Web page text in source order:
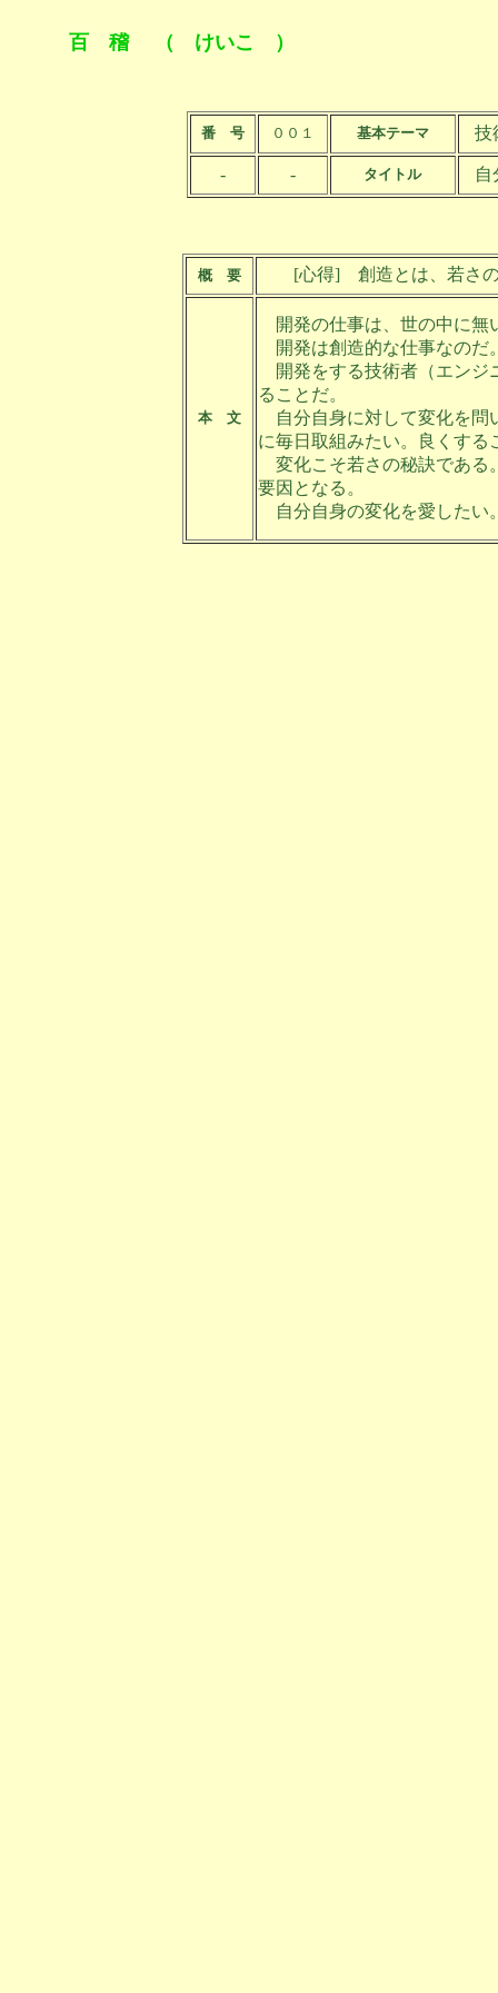
百 稽 （ けいこ ）
番 号 ００１ 基本テーマ 技
- - タイトル 自
概 要 [心得] 創造とは、若さの
本 文
開発の仕事は、世の中に無
開発は創造的な仕事なのだ
開発をする技術者（エンジ
ることだ。
自分自身に対して変化を
に毎日取組みたい。良くす
変化こそ若さの秘訣である
要因となる。
自分自身の変化を愛したい